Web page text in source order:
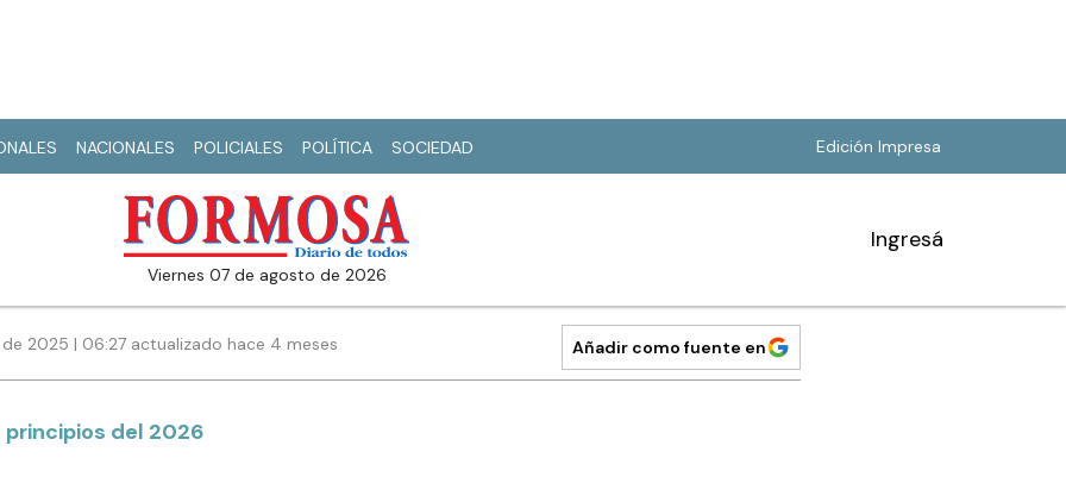
NACIONALES POLICIALES POLÍTICA SOCIEDAD Edición Impresa
viernes 07 de agosto de 2026
Ingresá
2025 | 06:27 actualizado hace 4 meses Añadir como fuente en
del 2026